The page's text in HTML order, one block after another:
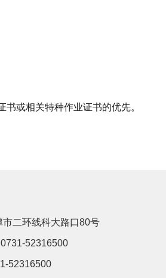
或相关特种作业证书的优先。
市二环线科大路口80号
52316500
52316500